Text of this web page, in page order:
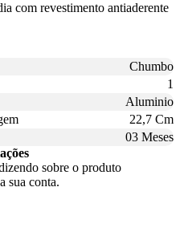
com revestimento antiaderente
Chumbo
1
Aluminio
22,7 Cm
03 Meses
sobre o produto
sua conta.